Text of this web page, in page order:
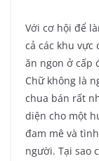
Với cơ hội để
cả các khu vực
ăn ngon ở cấp
Chữ không là
chua bán rất
diện cho một
đam mê và
người. Tại sao